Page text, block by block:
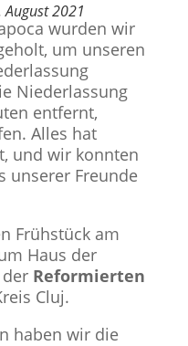
2021
wurden wir
um unseren
Niederlassung
entfernt,
Alles hat
und wir konnten
unserer Freunde
Frühstück am
Haus der
Reformierten
Cluj.
haben wir die